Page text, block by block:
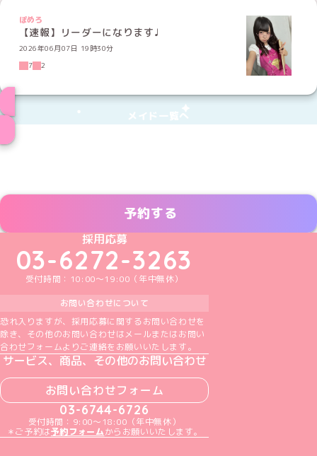
ぽめろ
【速報】リーダーになります♩
2026年06月07日 19時30分
7
2
メイド一覧へ
予約する
めいどりーみんTikTok公式アカウント
めいどりーみんX公式アカウント
めいどりーみんInstagram公式アカウント
めいどりーみんFacebook公式アカウン
めいどりーみんYouTube公式アカ
採用応募
03-6272-3263
受付時間：10:00～19:00（年中無休）
お問い合わせについて
恐れ入りますが、採用応募に関するお問い合わせを
除き、その他のお問い合わせはメールまたはお問い
合わせフォームよりご連絡をお願いいたします。
サービス、商品、その他のお問い合わせ
お問い合わせフォーム
03-6744-6726
受付時間：9:00～18:00（年中無休）
＊ご予約は予約フォームからお願いいたします。